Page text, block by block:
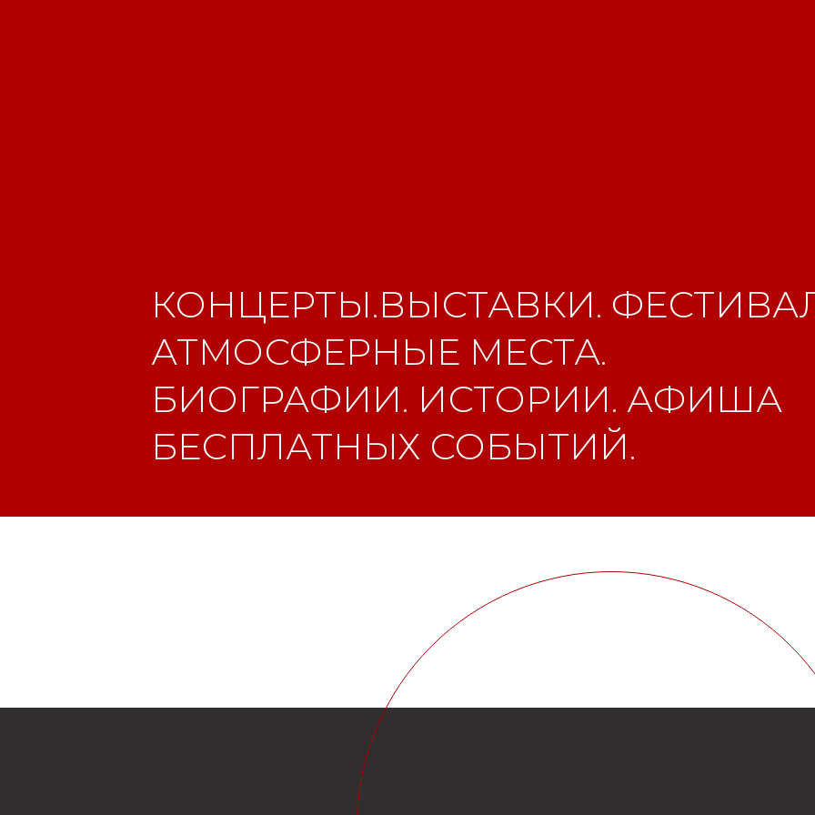
КОНЦЕРТЫ.ВЫСТАВКИ.
АТМОСФЕРНЫЕ МЕСТА.
БИОГРАФИИ. ИСТОРИИ. АФИША
БЕСПЛАТНЫХ СОБЫТИЙ.